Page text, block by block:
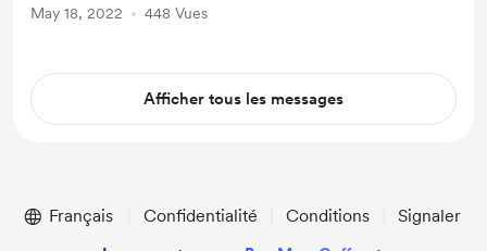
May 18, 2022 448 Vues
Afficher tous les messages
Français Confidentialité Conditions Signaler